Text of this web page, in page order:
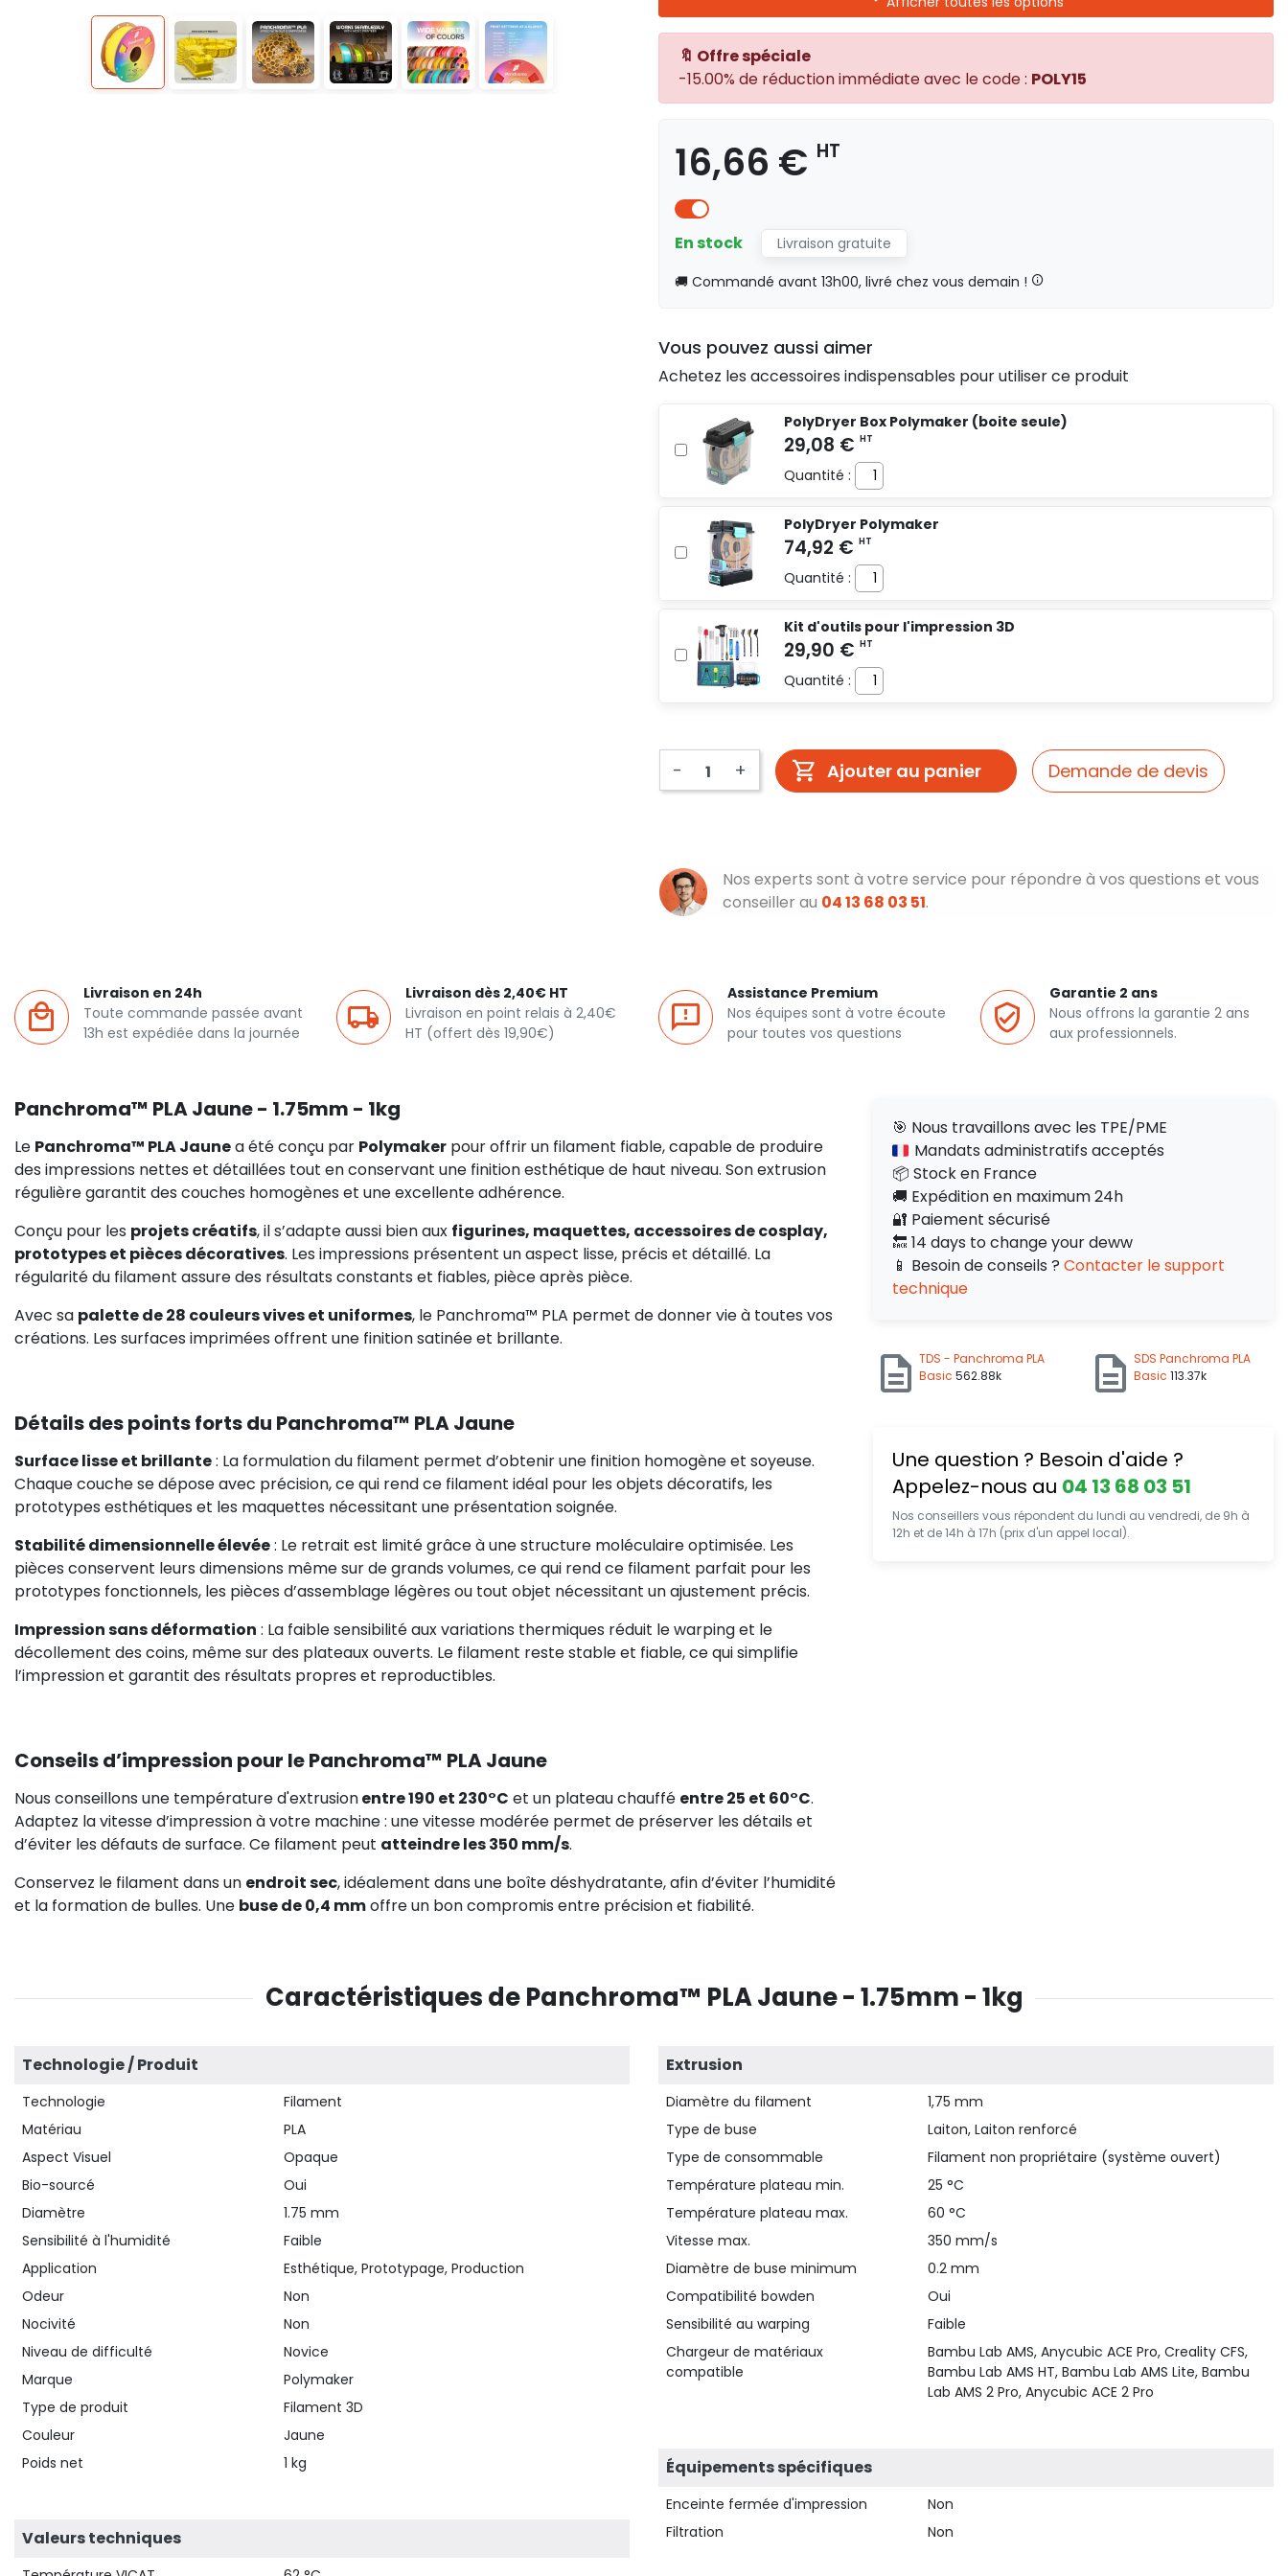
🔖 Offre spéciale
-15.00% de réduction immédiate avec le code : POLY15
16,66 € HT
En stock
Livraison gratuite
🚚 Commandé avant 13h00, livré chez vous demain !
Vous pouvez aussi aimer
Achetez les accessoires indispensables pour utiliser ce produit
PolyDryer Box Polymaker (boite seule)
Quantité :
PolyDryer Polymaker
Quantité :
Kit d'outils pour l'impression 3D
Quantité :
- + Ajouter au panier Demande de devis
Nos experts sont à votre service pour répondre à vos questions et vous
conseiller au 04 13 68 03 51.
Livraison en 24h
Toute commande passée avant
13h est expédiée dans la journée
Livraison dès 2,40€ HT
Livraison en point relais à 2,40€
HT (offert dès 19,90€)
Assistance Premium
Nos équipes sont à votre écoute
pour toutes vos questions
Garantie 2 ans
Nous offrons la garantie 2 ans
aux professionnels.
Panchroma™ PLA Jaune - 1.75mm - 1kg
Le Panchroma™ PLA Jaunea été conçu par Polymaker pour offrir un filament fiable, capable de produire
des impressions nettes et détaillées tout en conservant une finition esthétique de haut niveau. Son extrusion
régulière garantit des couches homogènes et une excellente adhérence.
Conçu pour les projets créatifs, il s’adapte aussi bien aux figurines, maquettes, accessoires de cosplay,
prototypes et pièces décoratives. Les impressions présentent un aspect lisse, précis et détaillé. La
régularité du filament assure des résultats constants et fiables, pièce après pièce.
Avec sa palette de 28 couleurs vives et uniformes, le Panchroma™ PLA permet de donner vie à toutes vos
créations. Les surfaces imprimées offrent une finition satinée et brillante.
Détails des points forts du Panchroma™ PLA Jaune
Surface lisse et brillante: La formulation du filament permet d’obtenir une finition homogène et soyeuse.
Chaque couche se dépose avec précision, ce qui rend ce filament idéal pour les objets décoratifs, les
prototypes esthétiques et les maquettes nécessitant une présentation soignée.
Stabilité dimensionnelle élevée: Le retrait est limité grâce à une structure moléculaire optimisée. Les
pièces conservent leurs dimensions même sur de grands volumes, ce qui rend ce filament parfait pour les
prototypes fonctionnels, les pièces d’assemblage légères ou tout objet nécessitant un ajustement précis.
Impression sans déformation : La faible sensibilité aux variations thermiques réduit le warping et le
décollement des coins, même sur des plateaux ouverts. Le filament reste stable et fiable, ce qui simplifie
l’impression et garantit des résultats propres et reproductibles.
Conseils d’impression pour le Panchroma™ PLA Jaune
Nous conseillons une température d'extrusionentre 190 et 230°C et un plateau chauffé entre 25 et 60°C.
Adaptez la vitesse d’impression à votre machine : une vitesse modérée permet de préserver les détails et
d’éviter les défauts de surface. Ce filament peut atteindre les 350 mm/s.
Conservez le filament dans un endroit sec, idéalement dans une boîte déshydratante, afin d’éviter l’humidité
et la formation de bulles. Une buse de 0,4 mmoffre un bon compromis entre précision et fiabilité.
🎯 Nous travaillons avec les TPE/PME
Mandats administratifs acceptés
📦 Stock en France
🚚 Expédition en maximum 24h
🔐 Paiement sécurisé
🔙 14 days to change your deww
📱 Besoin de conseils ? Contacter le support
technique
TDS - Panchroma PLA
Basic 562.88k
SDS Panchroma PLA
Basic 113.37k
Une question ? Besoin d'aide ?
Appelez-nous au 04 13 68 03 51
Nos conseillers vous répondent du lundi au vendredi, de 9h à
12h et de 14h à 17h (prix d'un appel local).
Caractéristiques de Panchroma™ PLA Jaune - 1.75mm - 1kg
Technologie / Produit
Technologie
Filament
Matériau
PLA
Aspect Visuel
Opaque
Bio-sourcé
Oui
Diamètre
1.75 mm
Sensibilité à l'humidité
Faible
Application
Esthétique, Prototypage, Production
Odeur
Non
Nocivité
Non
Niveau de difficulté
Novice
Marque
Polymaker
Type de produit
Filament 3D
Couleur
Jaune
Poids net
1 kg
Valeurs techniques
Extrusion
Diamètre du filament
1,75 mm
Type de buse
Laiton, Laiton renforcé
Type de consommable
Filament non propriétaire (système ouvert)
Température plateau min.
25 °C
Température plateau max.
60 °C
Vitesse max.
350 mm/s
Diamètre de buse minimum
0.2 mm
Compatibilité bowden
Oui
Sensibilité au warping
Faible
Chargeur de matériaux
compatible
Bambu Lab AMS, Anycubic ACE Pro, Creality CFS,
Bambu Lab AMS HT, Bambu Lab AMS Lite, Bambu
Lab AMS 2 Pro, Anycubic ACE 2 Pro
Équipements spécifiques
Enceinte fermée d'impression
Non
Filtration
Non